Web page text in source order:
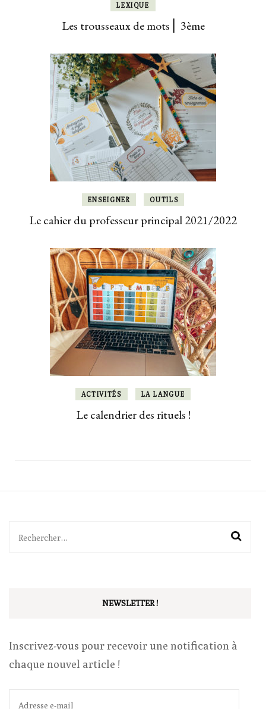
LEXIQUE
Les trousseaux de mots ⎜ 3ème
ENSEIGNER OUTILS
Le cahier du professeur principal 2021/2022
ACTIVITÉS LA LANGUE
Le calendrier des rituels !
Rechercher :
NEWSLETTER !
Inscrivez-vous pour recevoir une notification à
chaque nouvel article !